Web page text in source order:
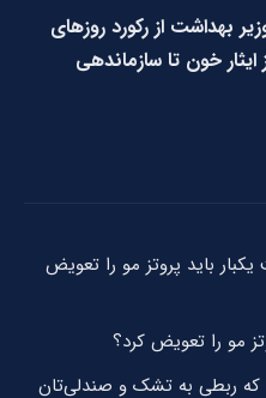
بهداشت از رکورد روزهای
خون تا سازماندهی
باید پروتز مو را تعویض
مو را تعویض کرد؟
که ربطی به تشک و صندلی‌تان